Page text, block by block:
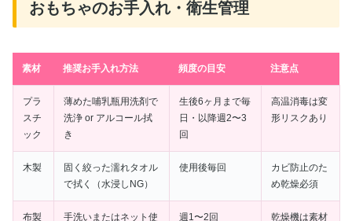
おもちゃのお手入れ・衛生管理
素材 推奨お手入れ方法 頻度の目安 注意点
プラ
スチ
ック
薄めた哺乳瓶用洗剤で
洗浄 or アルコール拭
き
生後6ヶ月まで毎
日・以降週2〜3
回
高温消毒は変
形リスクあり
木製
固く絞った濡れタオル
で拭く（水浸しNG）
使用後毎回
カビ防止のた
め乾燥必須
布製 手洗いまたはネット使 週1〜2回 乾燥機は素材